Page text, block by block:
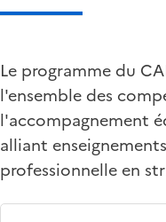
Le programme du
l'ensemble des
l'accompagnement
alliant
professionnelle en